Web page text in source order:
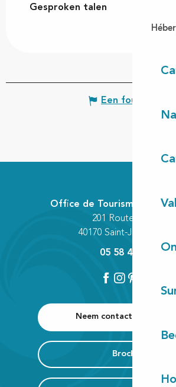
Gesproken talen
Gesproken talen
Een fout melden
Neem contact met ons op
Brochures
Office de Tourisme
201 Route des Lacs
40170 Saint-Julien-en-
05 58 42 89 80